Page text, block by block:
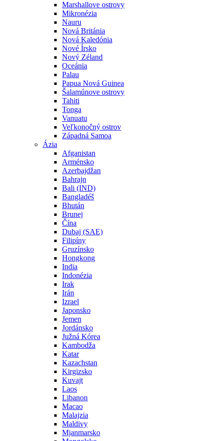
Marshallove ostrovy
Mikronézia
Nauru
Nová Británia
Nová Kaledónia
Nové Írsko
Nový Zéland
Oceánia
Palau
Papua Nová Guinea
Šalamúnove ostrovy
Tahiti
Tonga
Vanuatu
Veľkonočný ostrov
Západná Samoa
Ázia
Afganistan
Arménsko
Azerbajdžan
Bahrajn
Bali (IND)
Bangladéš
Bhután
Brunej
Čína
Dubaj (SAE)
Filipíny
Gruzínsko
Hongkong
India
Indonézia
Irak
Irán
Izrael
Japonsko
Jemen
Jordánsko
Južná Kórea
Kambodža
Katar
Kazachstan
Kirgizsko
Kuvajt
Laos
Libanon
Macao
Malajzia
Maldivy
Mjanmarsko